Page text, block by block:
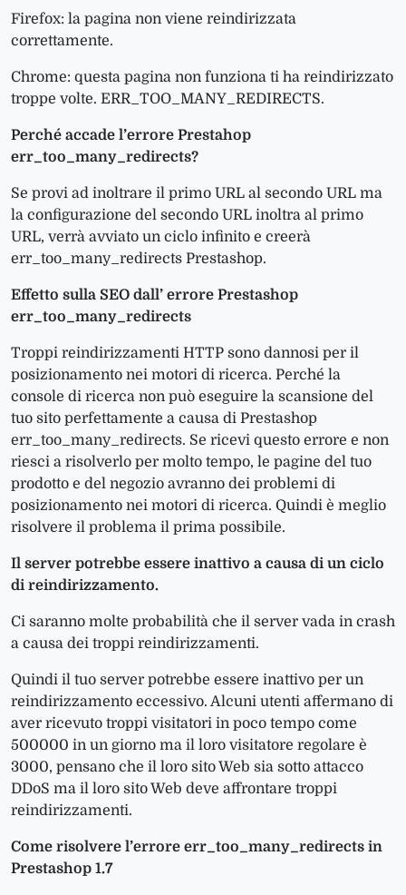
Firefox: la pagina non viene reindirizzata
correttamente.
Chrome: questa pagina non funziona ti ha reindirizzato
troppe volte. ERR_TOO_MANY_REDIRECTS.
Perché accade l’errore Prestahop
err_too_many_redirects?
Se provi ad inoltrare il primo URL al secondo URL ma
la configurazione del secondo URL inoltra al primo
URL, verrà avviato un ciclo infinito e creerà
err_too_many_redirects Prestashop.
Effetto sulla SEO dall’ errore Prestashop
err_too_many_redirects
Troppi reindirizzamenti HTTP sono dannosi per il
posizionamento nei motori di ricerca. Perché la
console di ricerca non può eseguire la scansione del
tuo sito perfettamente a causa di Prestashop
err_too_many_redirects. Se ricevi questo errore e non
riesci a risolverlo per molto tempo, le pagine del tuo
prodotto e del negozio avranno dei problemi di
posizionamento nei motori di ricerca. Quindi è meglio
risolvere il problema il prima possibile.
Il server potrebbe essere inattivo a causa di un ciclo
di reindirizzamento.
Ci saranno molte probabilità che il server vada in crash
a causa dei troppi reindirizzamenti.
Quindi il tuo server potrebbe essere inattivo per un
reindirizzamento eccessivo. Alcuni utenti affermano di
aver ricevuto troppi visitatori in poco tempo come
500000 in un giorno ma il loro visitatore regolare è
3000, pensano che il loro sito Web sia sotto attacco
DDoS ma il loro sito Web deve affrontare troppi
reindirizzamenti.
Come risolvere l’errore err_too_many_redirects in
Prestashop 1.7